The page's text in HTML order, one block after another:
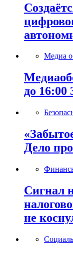
Медиа
до 16:00
Дело
Сигнал
не